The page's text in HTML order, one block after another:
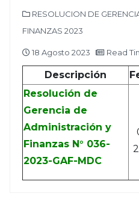
RESOLUCION DE
FINANZAS 2023
18 Agosto 2023 Read
Descripción
Resolución de
Gerencia de
Administración y
Finanzas N° 036-
2023-GAF-MDC